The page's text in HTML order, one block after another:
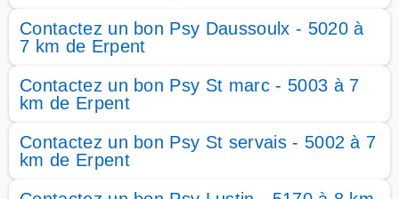
Contactez un bon Psy Daussoulx - 5020 à
7 km de Erpent
Contactez un bon Psy St marc - 5003 à 7
km de Erpent
Contactez un bon Psy St servais - 5002 à 7
km de Erpent